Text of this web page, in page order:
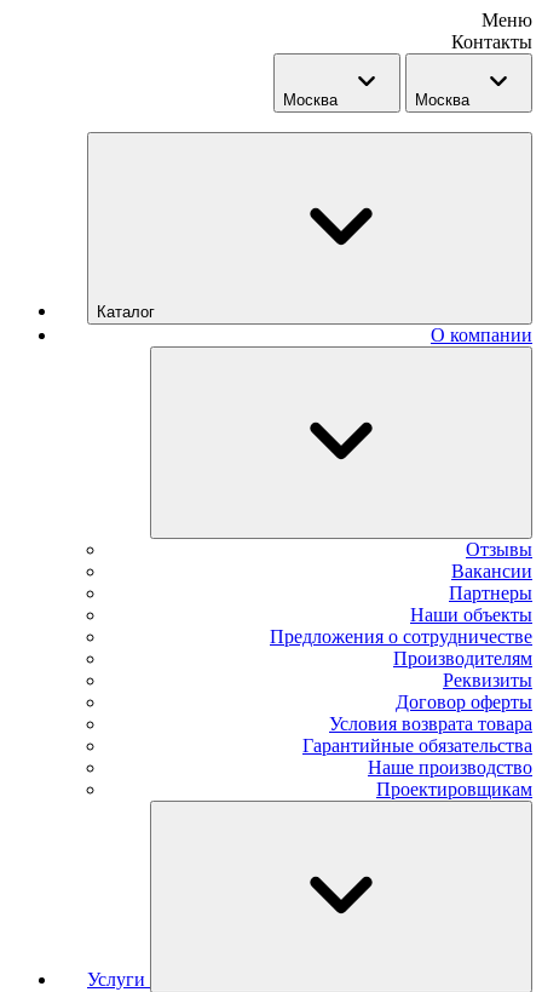
Меню
Контакты
Москва Москва
Каталог
О компании
Отзывы
Вакансии
Партнеры
Наши объекты
Предложения о сотрудничестве
Производителям
Реквизиты
Договор оферты
Условия возврата товара
Гарантийные обязательства
Наше производство
Проектировщикам
Услуги